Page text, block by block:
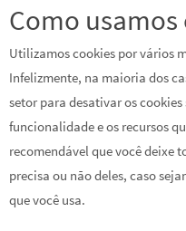
Como usamos
Utilizamos cookies por vários
Infelizmente, na maioria dos
setor para desativar os
funcionalidade e os recursos
recomendável que você deixe
precisa ou não deles, caso
que você usa.